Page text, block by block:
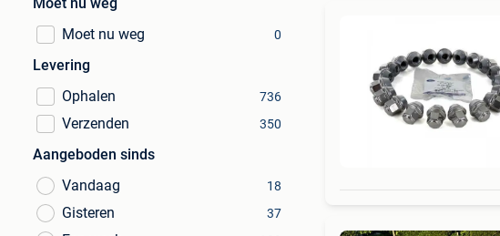
Moet nu weg
0
Levering
Ophalen
736
Verzenden 350
Aangeboden sinds
Vandaag
18
Gisteren 37